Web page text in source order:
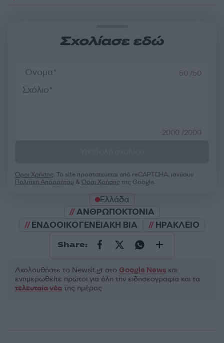
Σχολίασε εδώ
50 /50
2000 /2000
Όροι Χρήσης. Το site προστατεύεται από reCAPTCHA, ισχύουν
Πολιτική Απορρήτου &Όροι Χρήσης της Google.
Ελλάδα
ΑΝΘΡΩΠΟΚΤΟΝΙΑ
ΕΝΔΟΟΙΚΟΓΕΝΕΙΑΚΗ ΒΙΑ
ΗΡΑΚΛΕΙΟ
Share:
Ακολουθήστε το Νewsit.gr στο Google News και
ενημερωθείτε πρώτοι για όλη την ειδησεογραφία και τα
τελευταία νέα της ημέρας